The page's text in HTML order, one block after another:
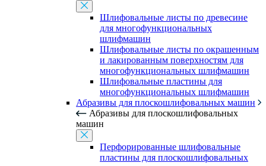
Шлифовальные листы по древесине
для многофункциональных
шлифмашин
Шлифовальные листы по окрашенным
и лакированным поверхностям для
многофункциональных шлифмашин
Шлифовальные пластины для
многофункциональных шлифмашин
Абразивы для плоскошлифовальных машин
Абразивы для плоскошлифовальных
машин
Перфорированные шлифовальные
пластины для плоскошлифовальных